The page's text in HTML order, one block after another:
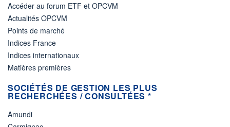
Accéder au forum ETF et OPCVM
Actualités OPCVM
Points de marché
Indices France
Indices internationaux
Matières premières
SOCIÉTÉS DE GESTION LES PLUS
RECHERCHÉES / CONSULTÉES *
Amundi